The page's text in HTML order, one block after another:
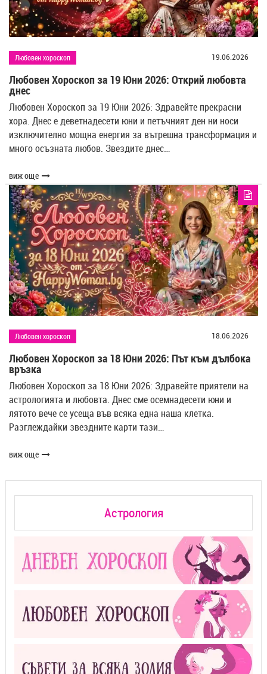
Любовен хороскоп 19.06.2026
Любовен Хороскоп за 19 Юни 2026: Открий любовта
днес
Любовен Хороскоп за 19 Юни 2026: Здравейте прекрасни
хора. Днес е деветнадесети юни и петъчният ден ни носи
изключително мощна енергия за вътрешна трансформация и
много осъзната любов. Звездите днес…
виж още
Любовен хороскоп 18.06.2026
Любовен Хороскоп за 18 Юни 2026: Път към дълбока
връзка
Любовен Хороскоп за 18 Юни 2026: Здравейте приятели на
астрологията и любовта. Днес сме осемнадесети юни и
лятото вече се усеща във всяка една наша клетка.
Разглеждайки звездните карти тази…
виж още
Астрология